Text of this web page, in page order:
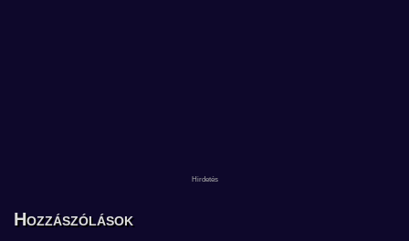
Hozzászólások